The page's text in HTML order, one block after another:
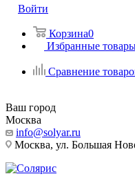
Войти
Корзина0
Избранные
Сравнение
Ваш город
Москва
info@solyar.ru
Москва, ул. Большая